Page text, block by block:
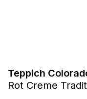
Teppich
Rot Creme